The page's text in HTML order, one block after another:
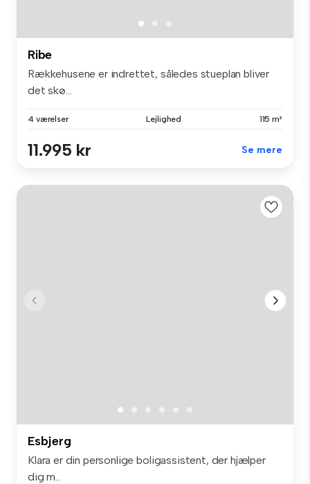
Ribe
Rækkehusene er indrettet, således stueplan bliver
det skø...
4 værelser Lejlighed 115 m²
11.995 kr Se mere
Esbjerg
Klara er din personlige boligassistent, der hjælper
dig m...